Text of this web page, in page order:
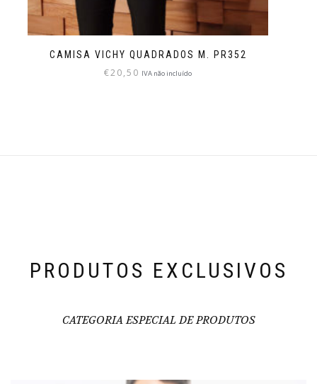
CAMISA VICHY QUADRADOS M. PR352
€20,50 IVA não incluído
PRODUTOS EXCLUSIVOS
CATEGORIA ESPECIAL DE PRODUTOS